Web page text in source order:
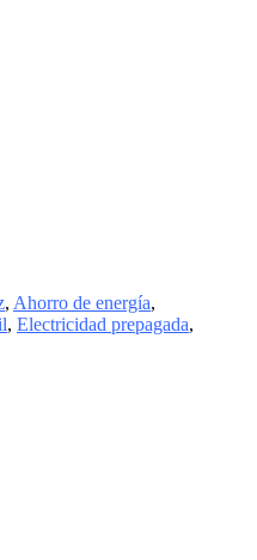
, Ahorro de energía,
, Electricidad prepagada,